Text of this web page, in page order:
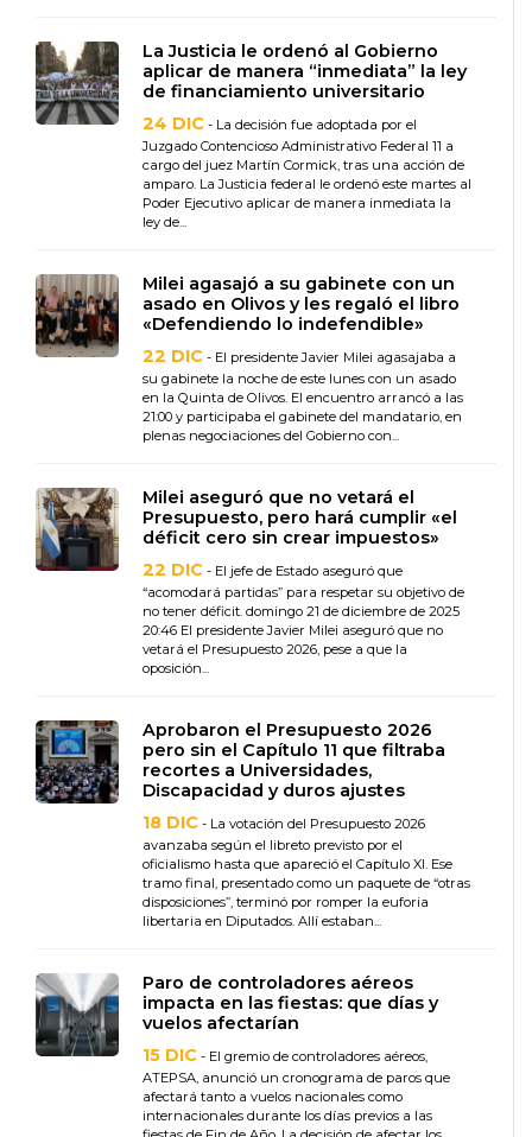
La Justicia le ordenó al Gobierno
aplicar de manera “inmediata” la ley
de financiamiento universitario
24 DIC - La decisión fue adoptada por el
Juzgado Contencioso Administrativo Federal 11 a
cargo del juez Martín Cormick, tras una acción de
amparo. La Justicia federal le ordenó este martes al
Poder Ejecutivo aplicar de manera inmediata la
ley de...
Milei agasajó a su gabinete con un
asado en Olivos y les regaló el libro
«Defendiendo lo indefendible»
22 DIC - El presidente Javier Milei agasajaba a
su gabinete la noche de este lunes con un asado
en la Quinta de Olivos. El encuentro arrancó a las
21:00 y participaba el gabinete del mandatario, en
plenas negociaciones del Gobierno con...
Milei aseguró que no vetará el
Presupuesto, pero hará cumplir «el
déficit cero sin crear impuestos»
22 DIC - El jefe de Estado aseguró que
“acomodará partidas” para respetar su objetivo de
no tener déficit. domingo 21 de diciembre de 2025
20:46 El presidente Javier Milei aseguró que no
vetará el Presupuesto 2026, pese a que la
oposición...
Aprobaron el Presupuesto 2026
pero sin el Capítulo 11 que filtraba
recortes a Universidades,
Discapacidad y duros ajustes
18 DIC - La votación del Presupuesto 2026
avanzaba según el libreto previsto por el
oficialismo hasta que apareció el Capítulo XI. Ese
tramo final, presentado como un paquete de “otras
disposiciones”, terminó por romper la euforia
libertaria en Diputados. Allí estaban...
Paro de controladores aéreos
impacta en las fiestas: que días y
vuelos afectarían
15 DIC - El gremio de controladores aéreos,
ATEPSA, anunció un cronograma de paros que
afectará tanto a vuelos nacionales como
internacionales durante los días previos a las